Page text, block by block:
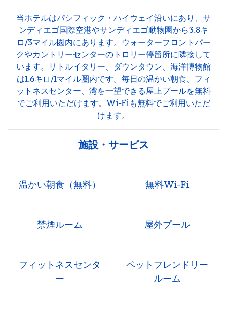
当ホテルはパシフィック・ハイウェイ沿いにあり、サ
ンディエゴ国際空港やサンディエゴ動物園から3.8キ
ロ/3マイル圏内にあります。ウォーターフロントパー
クやカントリーセンターのトロリー停留所に隣接して
います。リトルイタリー、ダウンタウン、海洋博物館
は1.6キロ/1マイル圏内です。毎日の温かい朝食、フィ
ットネスセンター、湾を一望できる屋上プールを無料
でご利用いただけます。Wi-Fiも無料でご利用いただ
けます。
施設・サービス
温かい朝食（無料） 無料Wi-Fi
禁煙ルーム 屋外プール
フィットネスセンタ
ー
ペットフレンドリー
ルーム